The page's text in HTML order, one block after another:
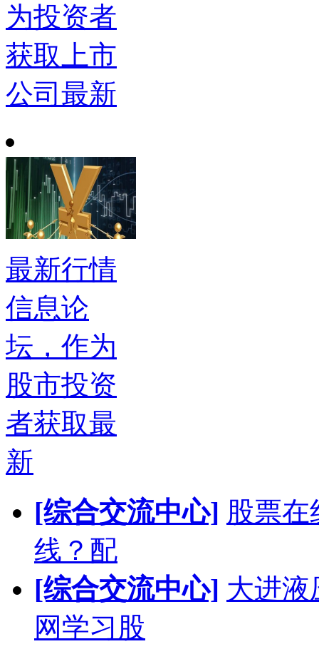
为投资者
获取上市
公司最新
最新行情
信息论
坛，作为
股市投资
者获取最
新
[综合交流中心] 股票在
线？配
[综合交流中心] 大进液
网学习股